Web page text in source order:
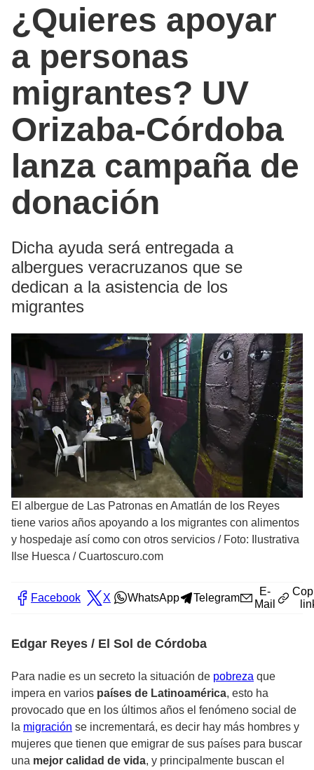
¿Quieres apoyar
a personas
migrantes? UV
Orizaba-Córdoba
lanza campaña de
donación
Dicha ayuda será entregada a
albergues veracruzanos que se
dedican a la asistencia de los
migrantes
El albergue de Las Patronas en Amatlán de los Reyes
tiene varios años apoyando a los migrantes con alimentos
y hospedaje así como con otros servicios / Foto: Ilustrativa
Ilse Huesca / Cuartoscuro.com
Facebook X WhatsApp Telegram
E-
Mail
Edgar Reyes / El Sol de Córdoba
Para nadie es un secreto la situación de pobreza que
impera en varios países de Latinoamérica, esto ha
provocado que en los últimos años el fenómeno social de
la migración se incrementará, es decir hay más hombres y
mujeres que tienen que emigrar de sus países para buscar
una mejor calidad de vida, y principalmente buscan el